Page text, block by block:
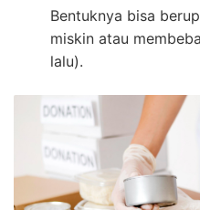
Bentuknya bisa
miskin atau
lalu).